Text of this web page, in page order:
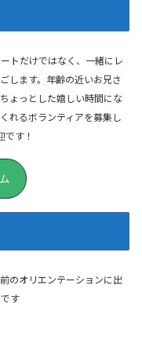
トだけではなく、一緒にレ
します。年齢の近いお兄さ
ょっとした嬉しい時間にな
れるボランティアを募集し
す！
のオリエンテーションに出
す